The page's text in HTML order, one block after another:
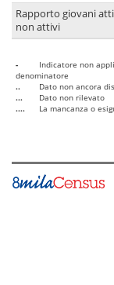
Rapporto giovani
non attivi
-
Indicatore non
denominatore
..
Dato non ancora
...
Dato non rilevato
....
La mancanza o